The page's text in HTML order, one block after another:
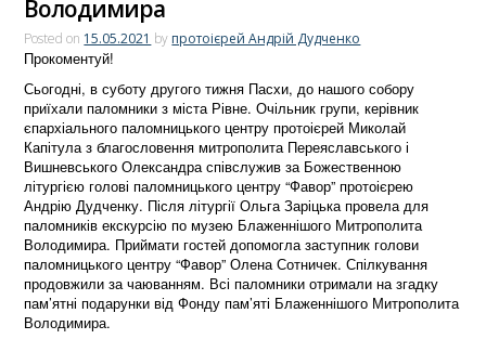
Володимира
Posted on 15.05.2021 by протоієрей Андрій Дудченко
Прокоментуй!
Сьогодні, в суботу другого тижня Пасхи, до нашого собору
приїхали паломники з міста Рівне. Очільник групи, керівник
єпархіального паломницького центру протоієрей Миколай
Капітула з благословення митрополита Переяславського і
Вишневського Олександра співслужив за Божественною
літургією голові паломницького центру “Фавор” протоієрею
Андрію Дудченку. Після літургії Ольга Заріцька провела для
паломників екскурсію по музею Блаженнішого Митрополита
Володимира. Приймати гостей допомогла заступник голови
паломницького центру “Фавор” Олена Сотничек. Спілкування
продовжили за чаюванням. Всі паломники отримали на згадку
пам’ятні подарунки від Фонду пам’яті Блаженнішого Митрополита
Володимира.